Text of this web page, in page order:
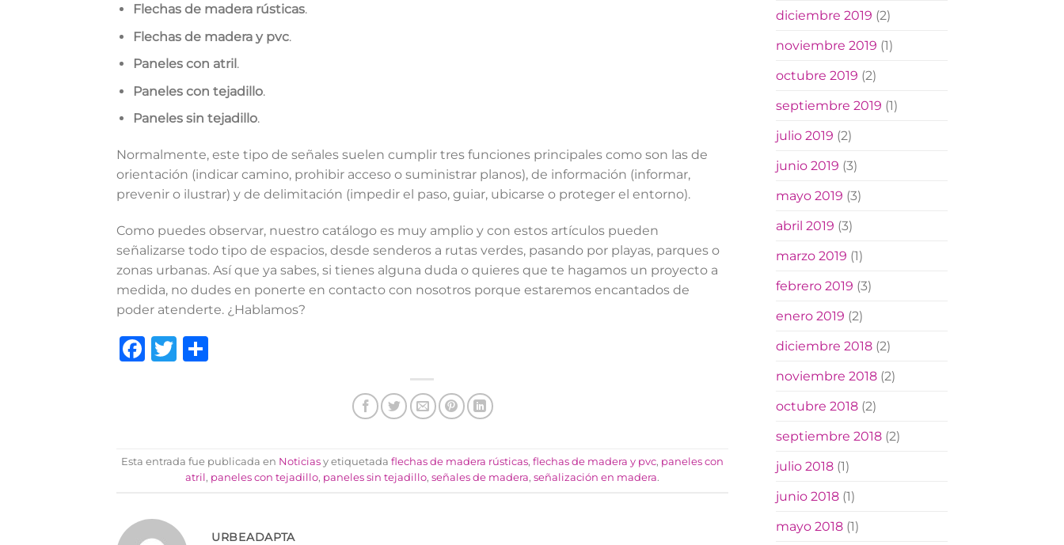
Flechas de madera rústicas.
Flechas de madera y pvc.
Paneles con atril.
Paneles con tejadillo.
Paneles sin tejadillo.
Normalmente, este tipo de señales suelen cumplir tres funciones principales como son las de
orientación (indicar camino, prohibir acceso o suministrar planos), de información (informar,
prevenir o ilustrar) y de delimitación (impedir el paso, guiar, ubicarse o proteger el entorno).
Como puedes observar, nuestro catálogo es muy amplio y con estos artículos pueden
señalizarse todo tipo de espacios, desde senderos a rutas verdes, pasando por playas, parques o
zonas urbanas. Así que ya sabes, si tienes alguna duda o quieres que te hagamos un proyecto a
medida, no dudes en ponerte en contacto con nosotros porque estaremos encantados de
poder atenderte. ¿Hablamos?
Facebook
Twitter
Esta entrada fue publicada en Noticiasy etiquetada flechas de madera rústicas, flechas de madera y pvc, paneles con
atril, paneles con tejadillo, paneles sin tejadillo, señales de madera, señalización en madera.
URBEADAPTA
diciembre 2019 (2)
noviembre 2019 (1)
octubre 2019 (2)
septiembre 2019 (1)
julio 2019 (2)
junio 2019 (3)
mayo 2019 (3)
abril 2019 (3)
marzo 2019 (1)
febrero 2019 (3)
enero 2019 (2)
diciembre 2018(2)
noviembre 2018(2)
octubre 2018(2)
septiembre 2018(2)
julio 2018(1)
junio 2018(1)
mayo 2018(1)